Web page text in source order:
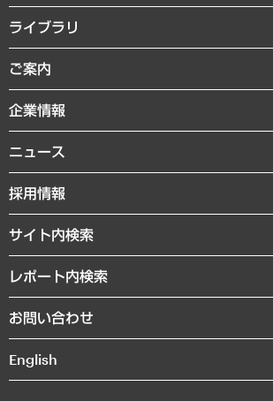
経営戦略
組織・人事戦略
デジタルイノベーション
共生・ダイバーシティ
GRC（ガバナンス・リスク・コンプライアンス）・防
経済・産業・雇用・労働
まちづくり・観光・交通・スポーツ・スマートシティ
自然資源・農林水産業・食料システム
ライブラリ
経済調査
レポート
コラム
経営用語集
受託・受注実績（官公庁関連）
メディア掲載・出演
ご案内
セミナー・イベント情報
MUFGビジネスセミナー
受託案件情報
企業情報
私たちの想い
社長メッセージ
会社概要
沿革
組織図・本部部室紹介
インドネシア現地法人
ニュース
ニュースリリース
お知らせ
採用情報
サイト内検索
レポート内検索
お問い合わせ
English